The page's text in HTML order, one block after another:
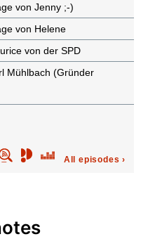
von Jenny ;-)
von Helene
von der SPD
Mühlbach (Gründer
All episodes ›